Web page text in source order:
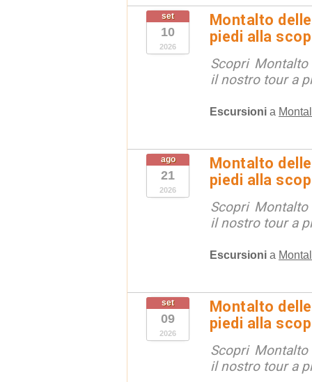
set
10
2026
Montalto
piedi alla
Scopri
il nostro tour a
Escursioni a
ago
21
2026
Montalto
piedi alla
Scopri
il nostro tour a
Escursioni a
set
09
2026
Montalto
piedi alla
Scopri
il nostro tour a